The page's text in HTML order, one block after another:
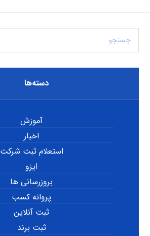
دسته‌ها
آموزش
اخبار
استعلام ثبت شرکت
ایزو
بروزرسانی ها
پروانه کسب
ثبت آنلاین
ثبت برند